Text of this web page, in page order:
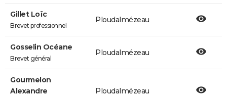
Gillet Loïc
Brevet professionnel
Ploudalmézeau
Gosselin Océane
Brevet général
Ploudalmézeau
Gourmelon
Alexandre
Ploudalmézeau